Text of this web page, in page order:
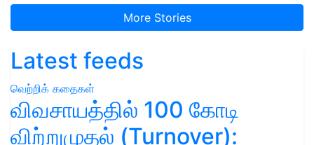
More Stories
Latest feeds
வெற்றிக் கதைகள்
விவசாயத்தில் 100 கோடி
விற்றுமுதல் (Turnover):